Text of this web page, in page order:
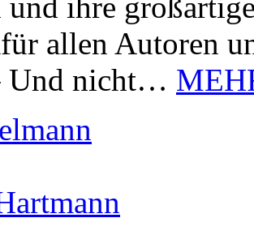
allen Autoren
Und nicht…